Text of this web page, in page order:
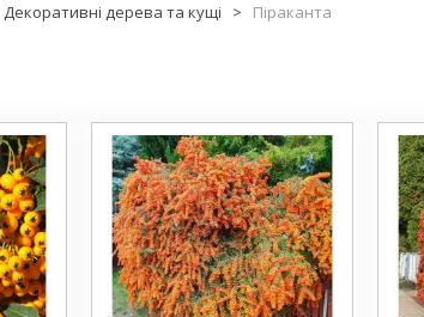
Декоративні дерева та кущі > Піраканта